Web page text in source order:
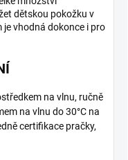
dětskou pokožku v
vhodná dokonce i pro
na vlnu, ručně
na vlnu do 30°C na
certifikace pračky,